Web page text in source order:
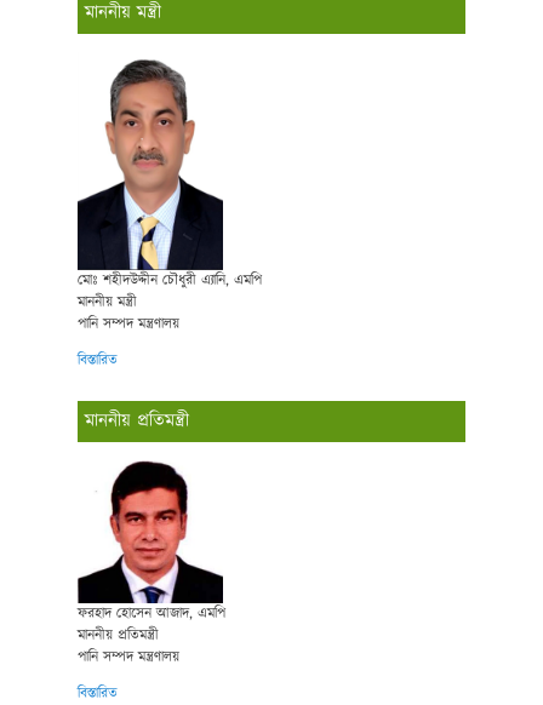
মাননীয় মন্ত্রী
মোঃ শহীদউদ্দীন চৌধুরী এ্যানি, এমপি
মাননীয় মন্ত্রী
পানি সম্পদ মন্ত্রণালয়
বিস্তারিত
মাননীয় প্রতিমন্ত্রী
ফরহাদ হোসেন আজাদ, এমপি
মাননীয় প্রতিমন্ত্রী
পানি সম্পদ মন্ত্রণালয়
বিস্তারিত